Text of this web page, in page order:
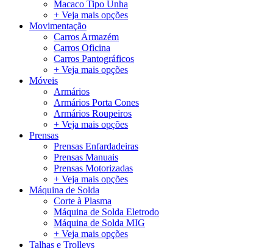
Macaco Tipo Unha
+ Veja mais opções
Movimentação
Carros Armazém
Carros Oficina
Carros Pantográficos
+ Veja mais opções
Móveis
Armários
Armários Porta Cones
Armários Roupeiros
+ Veja mais opções
Prensas
Prensas Enfardadeiras
Prensas Manuais
Prensas Motorizadas
+ Veja mais opções
Máquina de Solda
Corte à Plasma
Máquina de Solda Eletrodo
Máquina de Solda MIG
+ Veja mais opções
Talhas e Trolleys